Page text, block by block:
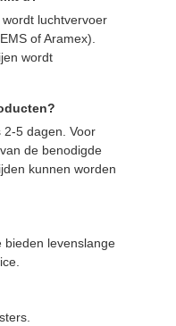
luchtvervoer
of Aramex).
wordt
2-5 dagen. Voor
de benodigde
kunnen worden
bieden levenslange